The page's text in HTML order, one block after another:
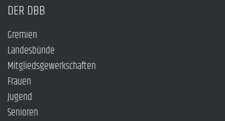
DER DBB
Gremien
Landesbünde
Mitgliedsgewerkschaften
Frauen
Jugend
Senioren